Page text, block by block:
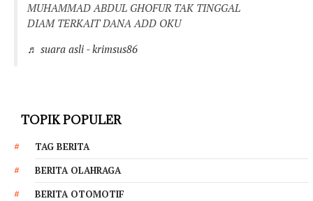
MUHAMMAD ABDUL GHOFUR TAK TINGGAL
DIAM TERKAIT DANA ADD OKU
♬ suara asli - krimsus86
TOPIK POPULER
TAG BERITA
BERITA OLAHRAGA
BERITA OTOMOTIF